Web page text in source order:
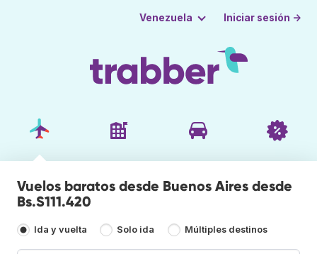
Venezuela Iniciar sesión →
Vuelos baratos desde Buenos Aires desde
Bs.S111.420
Ida y vuelta Solo ida Múltiples destinos